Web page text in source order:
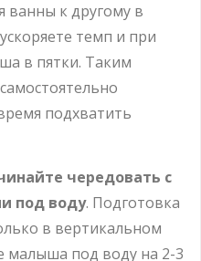
ванны к другому в
темп и при
в пятки. Таким
подхватить
чередовать с
под воду. Подготовка
в вертикальном
малыша под воду на 2-3